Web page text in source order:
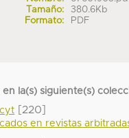
Tamaño:
380.6Kb
Formato:
PDF
en la(s) siguiente(s)
[220]
en revistas